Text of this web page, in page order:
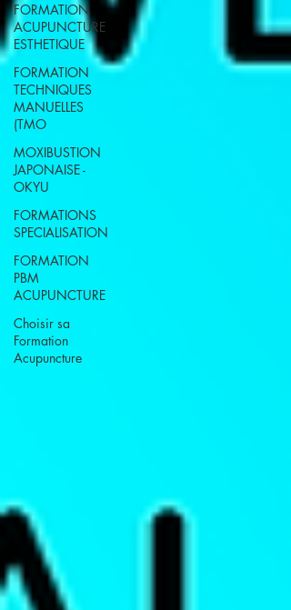
FORMATION
ACUPUNCTURE
ESTHETIQUE
FORMATION
TECHNIQUES
MANUELLES
(TMO
MOXIBUSTION
JAPONAISE -
OKYU
FORMATIONS
SPECIALISATION
FORMATION
PBM
ACUPUNCTURE
Choisir sa
Formation
Acupuncture